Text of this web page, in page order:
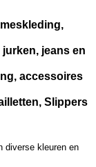
jeans en
accessoires
Slippers
diverse kleuren en